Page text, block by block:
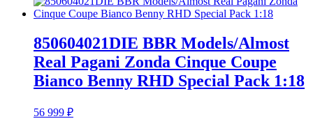
850604021DIE BBR Models/Almost
Real Pagani Zonda Cinque Coupe
Bianco Benny RHD Special Pack 1:18
56 999 ₽